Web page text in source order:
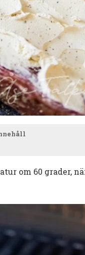
om 60 grader,